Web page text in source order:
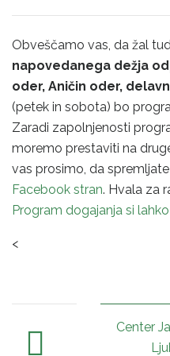
Obveščamo vas, da žal
napovedanega dežja
oder, Aničin oder,
(petek in sobota) bo
Zaradi zapolnjenosti
moremo prestaviti na
vas prosimo, da
Facebook stran. Hvala za
Program dogajanja si
<
Center